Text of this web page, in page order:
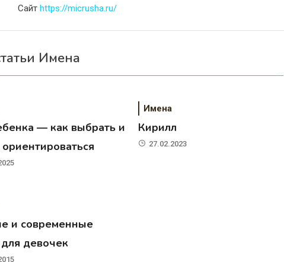
Сайт https://micrusha.ru/
Имена
— как выбрать и
Имена
Кирилл
27.02.2023
и современные
девочек